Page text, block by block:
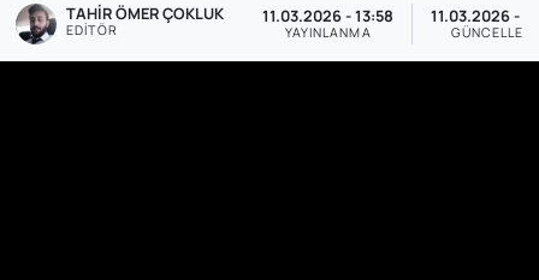
TAHIR ÖMER ÇOKLUK
EDITÖR
11.03.2026 - 13:58
YAYINLANMA
11.03.2026 -